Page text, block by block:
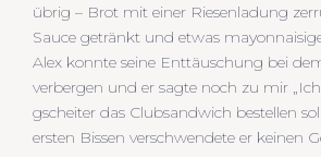
übrig – Brot mit einer Riesenladung
Sauce getränkt und etwas
Alex konnte seine Enttäuschung bei
verbergen und er sagte noch zu mir
gscheiter das Clubsandwich bestellen
ersten Bissen verschwendete er keinen